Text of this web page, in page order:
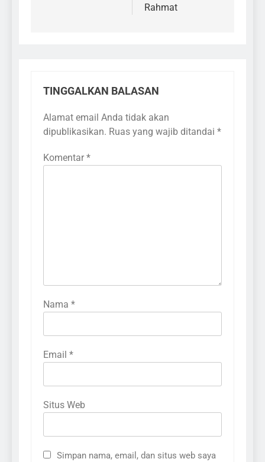
Rahmat
TINGGALKAN BALASAN
Alamat email Anda tidak akan
dipublikasikan. Ruas yang wajib ditandai *
Komentar *
Nama *
Email *
Situs Web
Simpan nama, email, dan situs web saya